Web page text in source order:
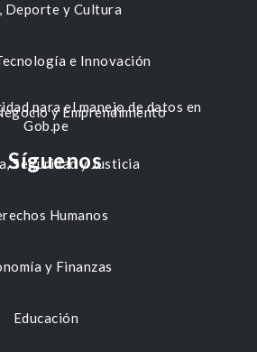
Deporte y Cultura
e Innovación
y Emprendimiento
Seguridad y Justicia
Humanos
y Finanzas
Educación
para el manejo de datos en
Gob.pe
Síguenos